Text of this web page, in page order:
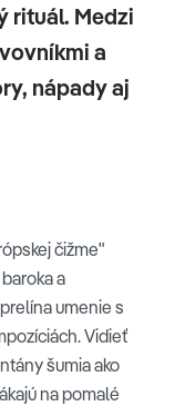
rituál. Medzi
a
nápady aj
čižme"
a
umenie s
Vidieť
šumia ako
na pomalé